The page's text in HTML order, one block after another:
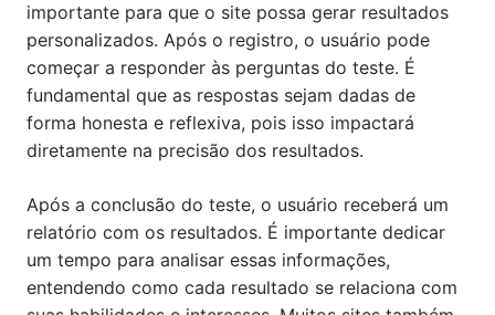
importante para que o site possa gerar resultados
personalizados. Após o registro, o usuário pode
começar a responder às perguntas do teste. É
fundamental que as respostas sejam dadas de
forma honesta e reflexiva, pois isso impactará
diretamente na precisão dos resultados.
Após a conclusão do teste, o usuário receberá um
relatório com os resultados. É importante dedicar
um tempo para analisar essas informações,
entendendo como cada resultado se relaciona com